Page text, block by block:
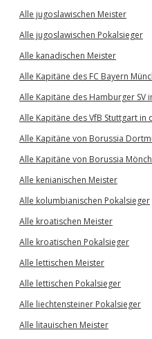
Alle jugoslawischen Meister
Alle jugoslawischen Pokalsieger
Alle kanadischen Meister
Alle Kapitäne des FC Bayern
Alle Kapitäne des Hamburger SV
Alle Kapitäne des VfB Stuttgart in
Alle Kapitäne von Borussia
Alle Kapitäne von Borussia
Alle kenianischen Meister
Alle kolumbianischen Pokalsieger
Alle kroatischen Meister
Alle kroatischen Pokalsieger
Alle lettischen Meister
Alle lettischen Pokalsieger
Alle liechtensteiner Pokalsieger
Alle litauischen Meister